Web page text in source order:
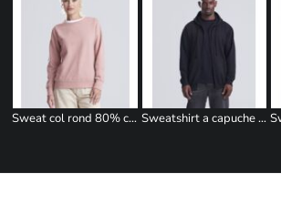
Sweat col rond 80% coton femme Sweatshirt a capuche zippe 280g